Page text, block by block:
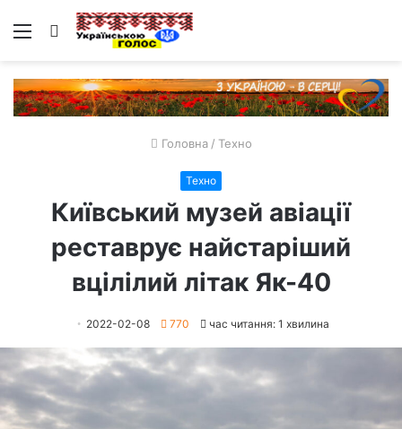
Меню Пошук
Головна / Техно
Техно
Київський музей авіації
реставрує найстаріший
вцілілий літак Як-40
2022-02-08 770 час читання: 1 хвилина